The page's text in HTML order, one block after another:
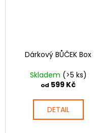
Dárkový BŮČEK Box
Skladem (>5 ks)
od 599 Kč
DETAIL